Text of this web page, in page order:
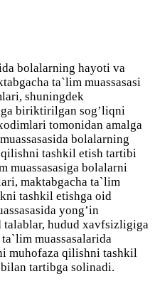
bolalarning hayoti va
ta`lim muassasasi
shuningdek
biriktirilgan sog’liqni
tomonidan amalga
bolalarning
tashkil etish tartibi
muassasasiga bolalarni
maktabgacha ta`lim
tashkil etishga oid
yong’in
hudud xavfsizligiga
muassasalarida
muhofaza qilishni tashkil
tartibga solinadi.